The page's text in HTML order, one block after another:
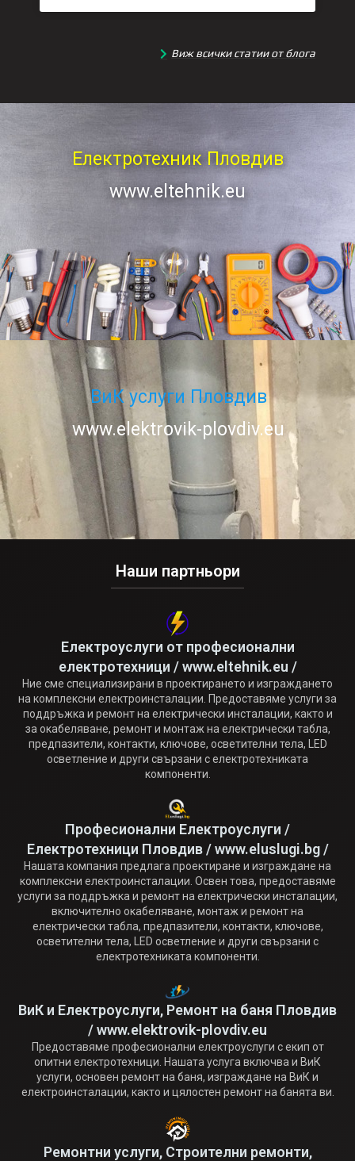
Виж всички статии от блога
Електротехник Пловдив
www.eltehnik.eu
ВиК услуги Пловдив
www.elektrovik-plovdiv.eu
Наши партньори
Електроуслуги от професионални
електротехници / www.eltehnik.eu /
Ние сме специализирани в проектирането и изграждането
на комплексни електроинсталации. Предоставяме услуги за
поддръжка и ремонт на електрически инсталации, както и
за окабеляване, ремонт и монтаж на електрически табла,
предпазители, контакти, ключове, осветителни тела, LED
осветление и други свързани с електротехниката
компоненти.
Професионални Електроуслуги /
Електротехници Пловдив / www.eluslugi.bg /
Нашата компания предлага проектиране и изграждане на
комплексни електроинсталации. Освен това, предоставяме
услуги за поддръжка и ремонт на електрически инсталации,
включително окабеляване, монтаж и ремонт на
електрически табла, предпазители, контакти, ключове,
осветителни тела, LED осветление и други свързани с
електротехниката компоненти.
ВиК и Електроуслуги, Ремонт на баня Пловдив
/ www.elektrovik-plovdiv.eu
Предоставяме професионални електроуслуги с екип от
опитни електротехници. Нашата услуга включва и ВиК
услуги, основен ремонт на баня, изграждане на ВиК и
електроинсталации, както и цялостен ремонт на банята ви.
Ремонтни услуги, Строителни ремонти,